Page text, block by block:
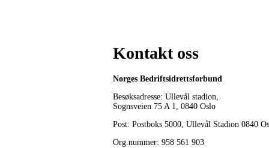
Kontakt oss
Norges Bedriftsidrettsforbund
Besøksadresse: Ullevål stadion,
Sognsveien 75 A 1, 0840 Oslo
Post: Postboks 5000, Ullevål Stadion 0840
Org.nummer: 958 561 903